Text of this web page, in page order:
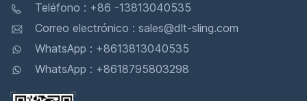
Teléfono : +86 -13813040535
Correo electrónico : sales@dlt-sling.com
WhatsApp : +8613813040535
WhatsApp : +8618795803298